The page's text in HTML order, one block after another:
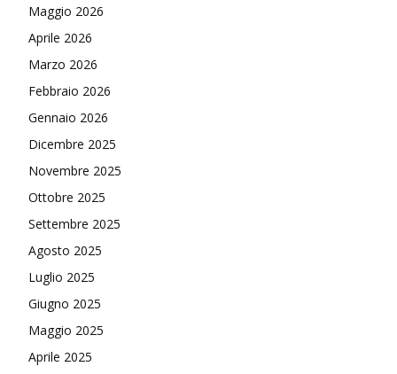
Maggio 2026
Aprile 2026
Marzo 2026
Febbraio 2026
Gennaio 2026
Dicembre 2025
Novembre 2025
Ottobre 2025
Settembre 2025
Agosto 2025
Luglio 2025
Giugno 2025
Maggio 2025
Aprile 2025